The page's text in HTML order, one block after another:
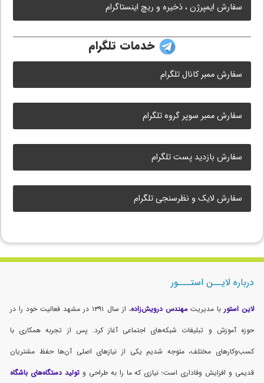
سفارش ایمپرژن ، ذخیره و ریچ اینستاگرام
خدمات تلگرام
سفارش ممبر کانال تلگرام
سفارش ممبر سوپر گروه تلگرام
سفارش بازدید پست تلگرام
سفارش لایک و نظرسنجی تلگرام